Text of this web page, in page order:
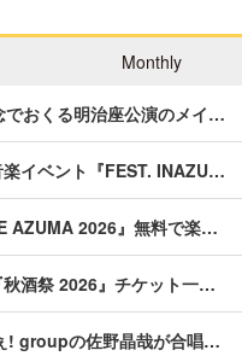
Monthly
でおくる明治座公演のメイ…
イベント『FEST. INAZU…
AZUMA 2026』無料で楽…
酒祭 2026』チケット一…
! groupの佐野晶哉が合唱…